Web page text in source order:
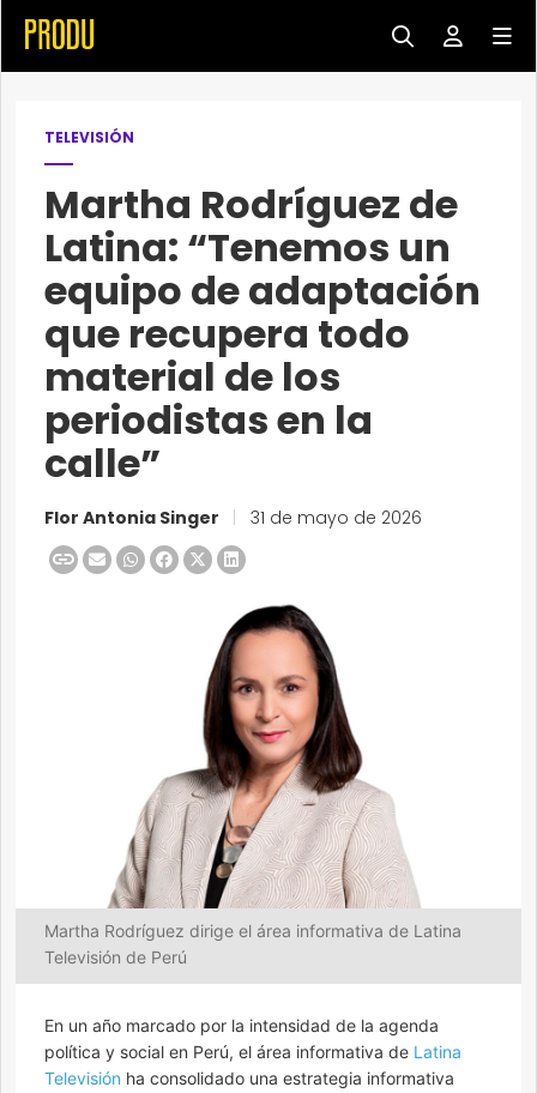
TELEVISIÓN
Martha Rodríguez de
Latina: “Tenemos un
equipo de adaptación
que recupera todo
material de los
periodistas en la
calle”
Flor Antonia Singer 31 de mayo de 2026
Martha Rodríguez dirige el área informativa de Latina
Televisión de Perú
En un año marcado por la intensidad de la agenda
política y social en Perú, el área informativa de Latina
Televisión ha consolidado una estrategia informativa